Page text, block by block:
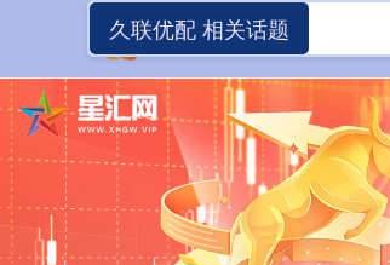
久联优配 相关话题